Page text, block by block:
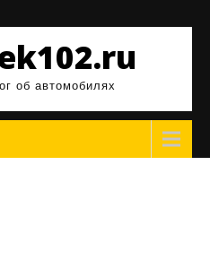
об автомобилях